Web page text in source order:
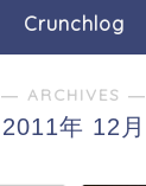
Crunchlog
― ARCHIVES ―
2011年 12月